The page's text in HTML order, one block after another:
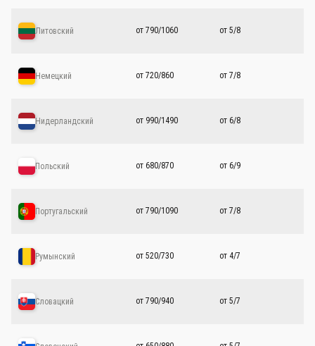
Литовский от 790/1060 от 5/8
Немецкий от 720/860 от 7/8
Нидерландский от 990/1490 от 6/8
Польский от 680/870 от 6/9
Португальский от 790/1090 от 7/8
Румынский от 520/730 от 4/7
Словацкий от 790/940 от 5/7